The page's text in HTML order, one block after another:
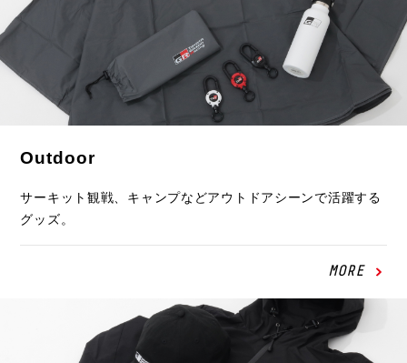
Outdoor
サーキット観戦、キャンプなどアウトドアシーンで活躍する
グッズ。
MORE